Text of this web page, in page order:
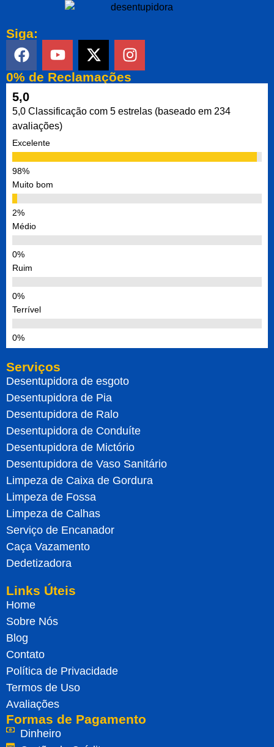
Siga:
0% de Reclamações
5,0
5,0 Classificação com 5 estrelas (baseado em 234
avaliações)
Excelente
Muito bom
Médio
Ruim
Terrível
Serviços
Desentupidora de esgoto
Desentupidora de Pia
Desentupidora de Ralo
Desentupidora de Conduíte
Desentupidora de Mictório
Desentupidora de Vaso Sanitário
Limpeza de Caixa de Gordura
Limpeza de Fossa
Limpeza de Calhas
Serviço de Encanador
Caça Vazamento
Dedetizadora
Links Úteis
Home
Sobre Nós
Blog
Contato
Política de Privacidade
Termos de Uso
Avaliações
Formas de Pagamento
Dinheiro